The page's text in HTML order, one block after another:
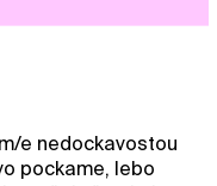
e nedockavostou
pockame, lebo